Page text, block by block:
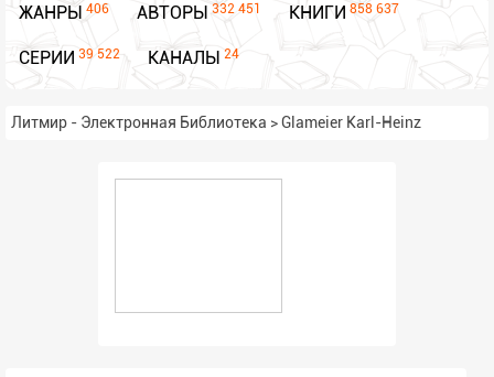
ЖАНРЫ 406 АВТОРЫ 332 451 КНИГИ 858 637
СЕРИИ 39 522 КАНАЛЫ 24
Литмир - Электронная Библиотека >Glameier Karl-Heinz